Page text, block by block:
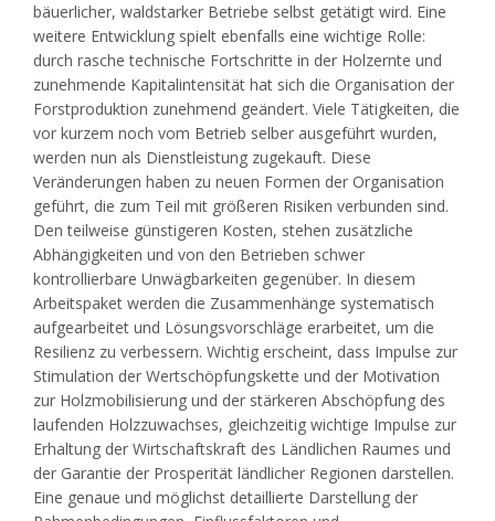
bäuerlicher, waldstarker Betriebe selbst getätigt wird. Eine
weitere Entwicklung spielt ebenfalls eine wichtige Rolle:
durch rasche technische Fortschritte in der Holzernte und
zunehmende Kapitalintensität hat sich die Organisation der
Forstproduktion zunehmend geändert. Viele Tätigkeiten, die
vor kurzem noch vom Betrieb selber ausgeführt wurden,
werden nun als Dienstleistung zugekauft. Diese
Veränderungen haben zu neuen Formen der Organisation
geführt, die zum Teil mit größeren Risiken verbunden sind.
Den teilweise günstigeren Kosten, stehen zusätzliche
Abhängigkeiten und von den Betrieben schwer
kontrollierbare Unwägbarkeiten gegenüber. In diesem
Arbeitspaket werden die Zusammenhänge systematisch
aufgearbeitet und Lösungsvorschläge erarbeitet, um die
Resilienz zu verbessern. Wichtig erscheint, dass Impulse zur
Stimulation der Wertschöpfungskette und der Motivation
zur Holzmobilisierung und der stärkeren Abschöpfung des
laufenden Holzzuwachses, gleichzeitig wichtige Impulse zur
Erhaltung der Wirtschaftskraft des Ländlichen Raumes und
der Garantie der Prosperität ländlicher Regionen darstellen.
Eine genaue und möglichst detaillierte Darstellung der